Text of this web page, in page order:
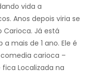
vida a
Anos depois viria se
Carioca. Já está
mais de 1 ano. Ele é
carioca –
Localizada na